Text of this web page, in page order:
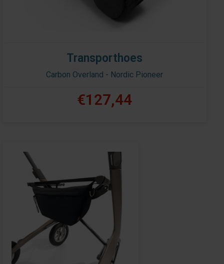
Transporthoes
Carbon Overland - Nordic Pioneer
€127,44